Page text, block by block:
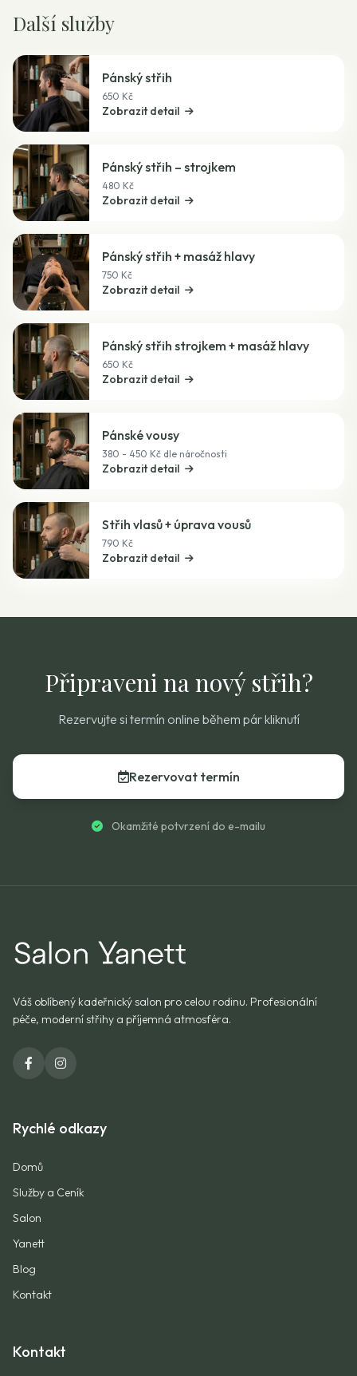
Další služby
Pánský střih
650 Kč
Zobrazit detail
Pánský střih – strojkem
480 Kč
Zobrazit detail
Pánský střih + masáž hlavy
750 Kč
Zobrazit detail
Pánský střih strojkem + masáž hlavy
650 Kč
Zobrazit detail
Pánské vousy
380 - 450 Kč dle náročnosti
Zobrazit detail
Střih vlasů + úprava vousů
790 Kč
Zobrazit detail
Připraveni na nový střih?
Rezervujte si termín online během pár kliknutí
Rezervovat termín
Okamžité potvrzení do e-mailu
Váš oblíbený kadeřnický salon pro celou rodinu. Profesionální
péče, moderní střihy a příjemná atmosféra.
Rychlé odkazy
Domů
Služby a Ceník
Salon
Yanett
Blog
Kontakt
Kontakt